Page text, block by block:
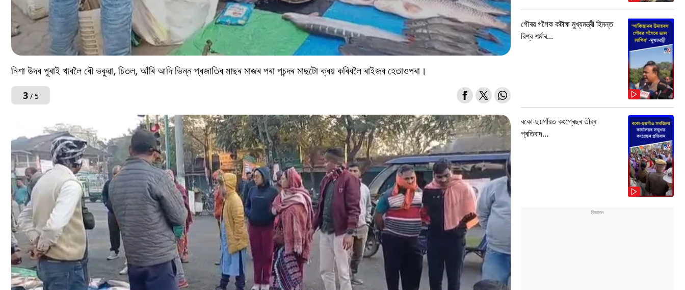
নিশা উদৰ পূৰাই খাবলৈ ৰৌ ভকুৱা, চিতল, আঁৰি আদি ভিন্ন প্ৰজাতিৰ মাছৰ মাজৰ পৰা পচন্দৰ মাছটো ক্ৰয় কৰিবলৈ ৰাইজৰ হেতাওপৰা।
3/ 5
গৌৰৱ গগৈক কটাক্ষ মুখ্যমন্ত্ৰী হিমন্ত
বিশ্ব শৰ্মাৰ...
বকো-ছয়গাঁৱত কংগ্ৰেছৰ তীব্ৰ
প্ৰতিবাদ...